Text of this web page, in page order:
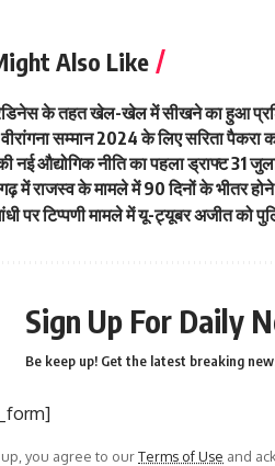
Also Like
के तहत खेल-खेल में सीखने का हुआ
सम्मान 2024 के लिए सरिता पैकरा
नई औद्योगिक नीति का पहला ड्राफ्ट 31
में राजस्व के मामले में 90 दिनों के भीतर
पर टिप्पणी मामले में यू-ट्यूबर अजीत को
Sign Up For Daily
Be keep up! Get the latest breaking
up, you agree to ourTerms of Use and